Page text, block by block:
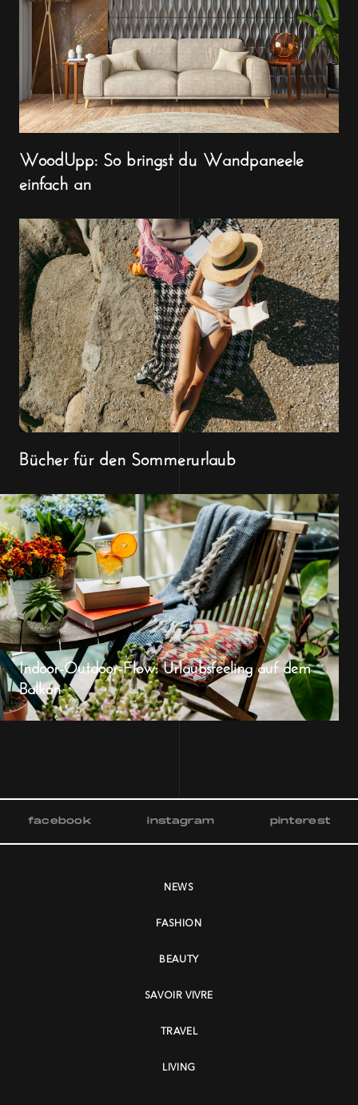
WoodUpp: So bringst du Wandpaneele
einfach an
Bücher für den Sommerurlaub
Indoor-Outdoor-Flow: Urlaubsfeeling auf dem
Balkon
facebook instagram pinterest
NEWS
FASHION
BEAUTY
SAVOIR VIVRE
TRAVEL
LIVING